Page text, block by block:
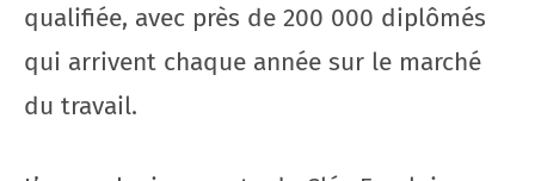
qualifiée, avec près de 200 000 diplômés
qui arrivent chaque année sur le marché
du travail.